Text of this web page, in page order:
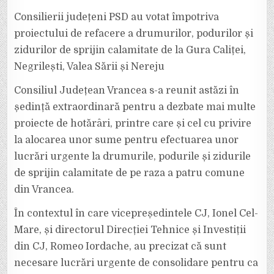
Consilierii județeni PSD au votat împotriva
proiectului de refacere a drumurilor, podurilor și
zidurilor de sprijin calamitate de la Gura Caliței,
Negrilești, Valea Sării și Nereju
Consiliul Județean Vrancea s-a reunit astăzi în
ședință extraordinară pentru a dezbate mai multe
proiecte de hotărâri, printre care și cel cu privire
la alocarea unor sume pentru efectuarea unor
lucrări urgente la drumurile, podurile și zidurile
de sprijin calamitate de pe raza a patru comune
din Vrancea.
În contextul în care vicepreședintele CJ, Ionel Cel-
Mare, și directorul Direcției Tehnice și Investiții
din CJ, Romeo Iordache, au precizat că sunt
necesare lucrări urgente de consolidare pentru ca